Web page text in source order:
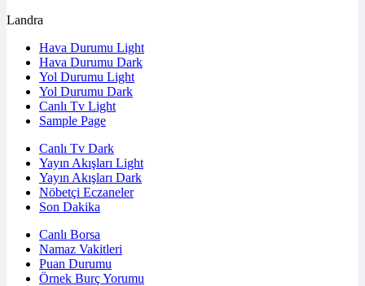
Landra
Hava Durumu Light
Hava Durumu Dark
Yol Durumu Light
Yol Durumu Dark
Canlı Tv Light
Sample Page
Canlı Tv Dark
Yayın Akışları Light
Yayın Akışları Dark
Nöbetçi Eczaneler
Son Dakika
Canlı Borsa
Namaz Vakitleri
Puan Durumu
Örnek Burç Yorumu